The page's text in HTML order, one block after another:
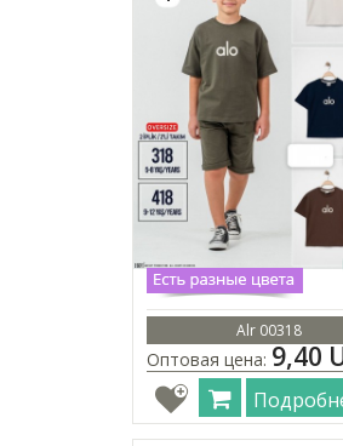
Alr 00318
Оптовая цена: 9,40